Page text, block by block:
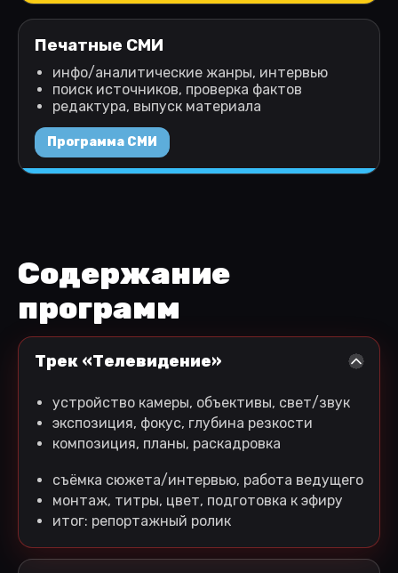
Печатные СМИ
инфо/аналитические жанры, интервью
поиск источников, проверка фактов
редактура, выпуск материала
Программа СМИ
Содержание
программ
Трек «Телевидение»
устройство камеры, объективы, свет/звук
экспозиция, фокус, глубина резкости
композиция, планы, раскадровка
съёмка сюжета/интервью, работа ведущего
монтаж, титры, цвет, подготовка к эфиру
итог: репортажный ролик